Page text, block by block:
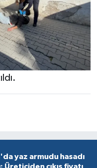
yaz armudu hasadı